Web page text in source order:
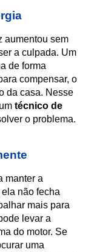
aumentou sem
a culpada. Um
de forma
compensar, o
da casa. Nesse
técnico de
o problema.
manter a
não fecha
mais para
levar a
do motor. Se
uma